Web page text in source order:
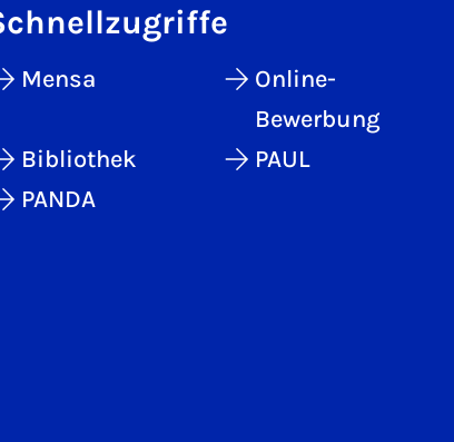
Mensa
Online-
Bewerbung
Bibliothek
PAUL
PANDA